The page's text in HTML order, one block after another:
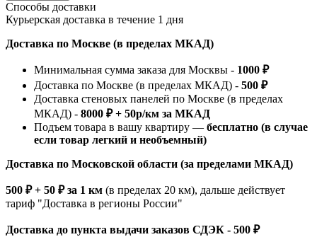
Способы доставки
Курьерская доставка в течение 1 дня
Доставка по Москве (в пределах МКАД)
Минимальная сумма заказа для Москвы - 1000 ₽
Доставка по Москве (в пределах МКАД) - 500 ₽
Доставка стеновых панелей по Москве (в пределах
МКАД) - 8000 ₽ + 50р/км за МКАД
Подъем товара в вашу квартиру — бесплатно (в случае
если товар легкий и необъемный)
Доставка по Московской области (за пределами МКАД)
500 ₽ + 50 ₽ за 1 км (в пределах 20 км), дальше действует
тариф "Доставка в регионы России"
Доставка до пункта выдачи заказов СДЭК - 500 ₽